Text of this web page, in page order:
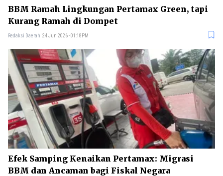
BBM Ramah Lingkungan Pertamax Green, tapi
Kurang Ramah di Dompet
Redaksi Daerah 24 Jun 2026 - 01:18PM
Efek Samping Kenaikan Pertamax: Migrasi
BBM dan Ancaman bagi Fiskal Negara